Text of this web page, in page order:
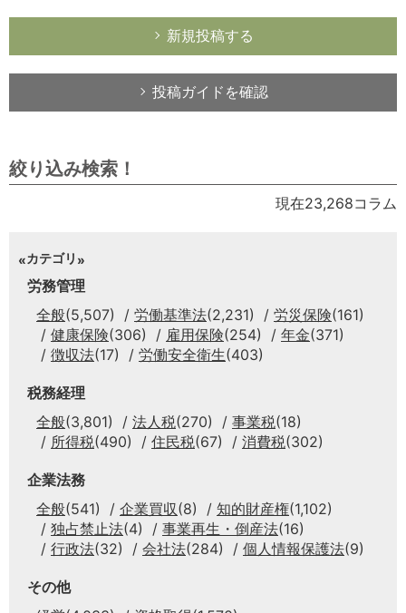
新規投稿する
投稿ガイドを確認
絞り込み検索！
現在23,268コラム
カテゴリ
労務管理
全般(5,507) 労働基準法(2,231) 労災保険(161)
健康保険(306) 雇用保険(254) 年金(371)
徴収法(17) 労働安全衛生(403)
税務経理
全般(3,801) 法人税(270) 事業税(18)
所得税(490) 住民税(67) 消費税(302)
企業法務
全般(541) 企業買収(8) 知的財産権(1,102)
独占禁止法(4) 事業再生・倒産法(16)
行政法(32) 会社法(284) 個人情報保護法(9)
その他